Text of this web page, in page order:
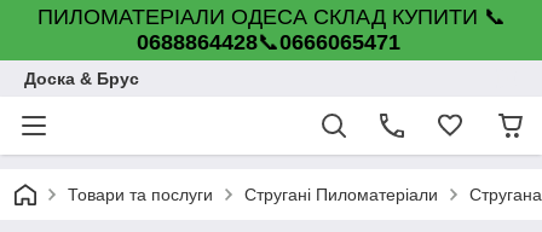
ПИЛОМАТЕРІАЛИ ОДЕСА СКЛАД КУПИТИ 📞
0688864428📞0666065471
Доска & Брус
Товари та послуги Стругані Пиломатеріали